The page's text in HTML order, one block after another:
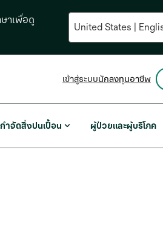
าเพื่อดู
เข้าสู่ระบบนักลงทุนopens
a
tab
อาชีพ
ำจัดสิ่งปนเปื้อน ผู้ป่วยและผู้บริโภค